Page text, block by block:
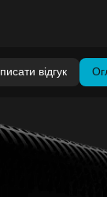
відгук
через 14
у особистому
можна